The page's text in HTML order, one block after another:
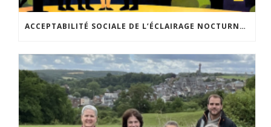
ACCEPTABILITÉ SOCIALE DE L’ÉCLAIRAGE NOCTURNE : LE REPLAY EST DISPONIBLE